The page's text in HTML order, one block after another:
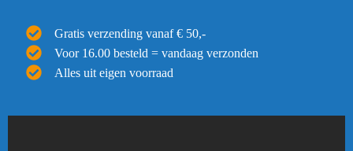
Gratis verzending vanaf € 50,-
Voor 16.00 besteld = vandaag verzonden
Alles uit eigen voorraad